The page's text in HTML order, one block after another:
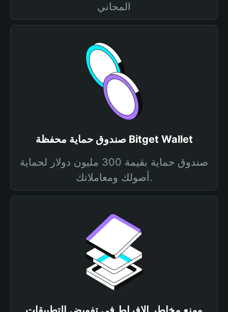
المجاني
صندوق حماية محفظة Bitget Wallet
صندوق حماية بقيمة 300 مليون دولار لحماية
أصولك ومعاملاتك.